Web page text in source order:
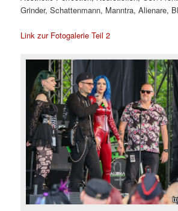
Grinder, Schattenmann, Manntra, Alienare,
Link zur Fotogalerie Teil 2